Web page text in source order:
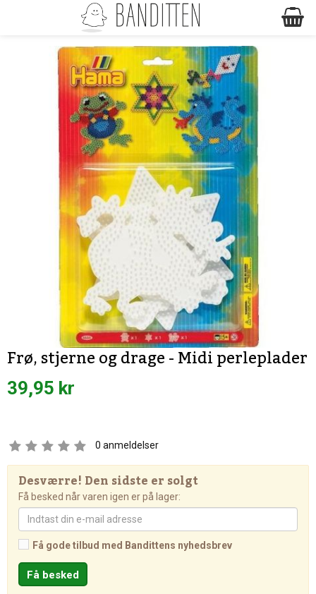
Frø, stjerne og drage - Midi perleplader
39,95 kr
0 anmeldelser
Desværre! Den sidste er solgt
Få besked når varen igen er på lager:
Få gode tilbud med Bandittens nyhedsbrev